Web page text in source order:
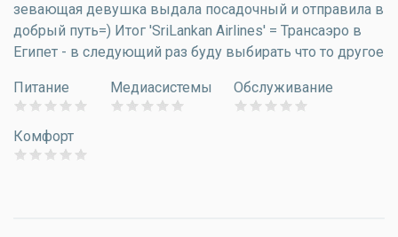
зевающая девушка выдала посадочный и отправила в
добрый путь=) Итог 'SriLankan Airlines' = Трансаэро в
Египет - в следующий раз буду выбирать что то другое
Питание Медиасистемы Обслуживание
Комфорт